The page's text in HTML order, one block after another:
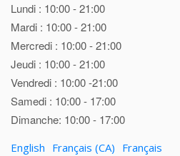
Lundi : 10:00 - 21:00
Mardi : 10:00 - 21:00
Mercredi : 10:00 - 21:00
Jeudi : 10:00 - 21:00
Vendredi : 10:00 -21:00
Samedi : 10:00 - 17:00
Dimanche: 10:00 - 17:00
English Français (CA) Français